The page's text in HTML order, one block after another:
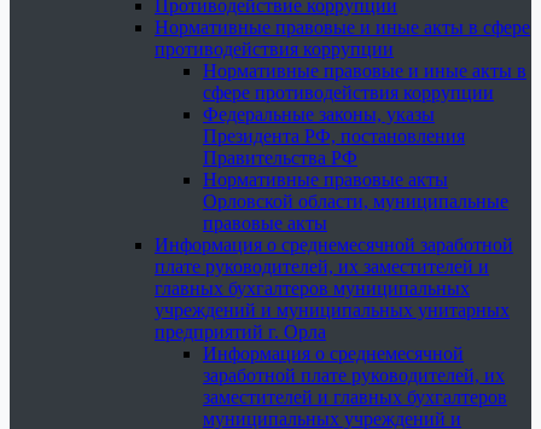
Противодействие коррупции
Нормативные правовые и иные акты в сфере
противодействия коррупции
Нормативные правовые и иные акты в
сфере противодействия коррупции
Федеральные законы, указы
Президента РФ, постановления
Правительства РФ
Нормативные правовые акты
Орловской области, муниципальные
правовые акты
Информация о среднемесячной заработной
плате руководителей, их заместителей и
главных бухгалтеров муниципальных
учреждений и муниципальных унитарных
предприятий г. Орла
Информация о среднемесячной
заработной плате руководителей, их
заместителей и главных бухгалтеров
муниципальных учреждений и